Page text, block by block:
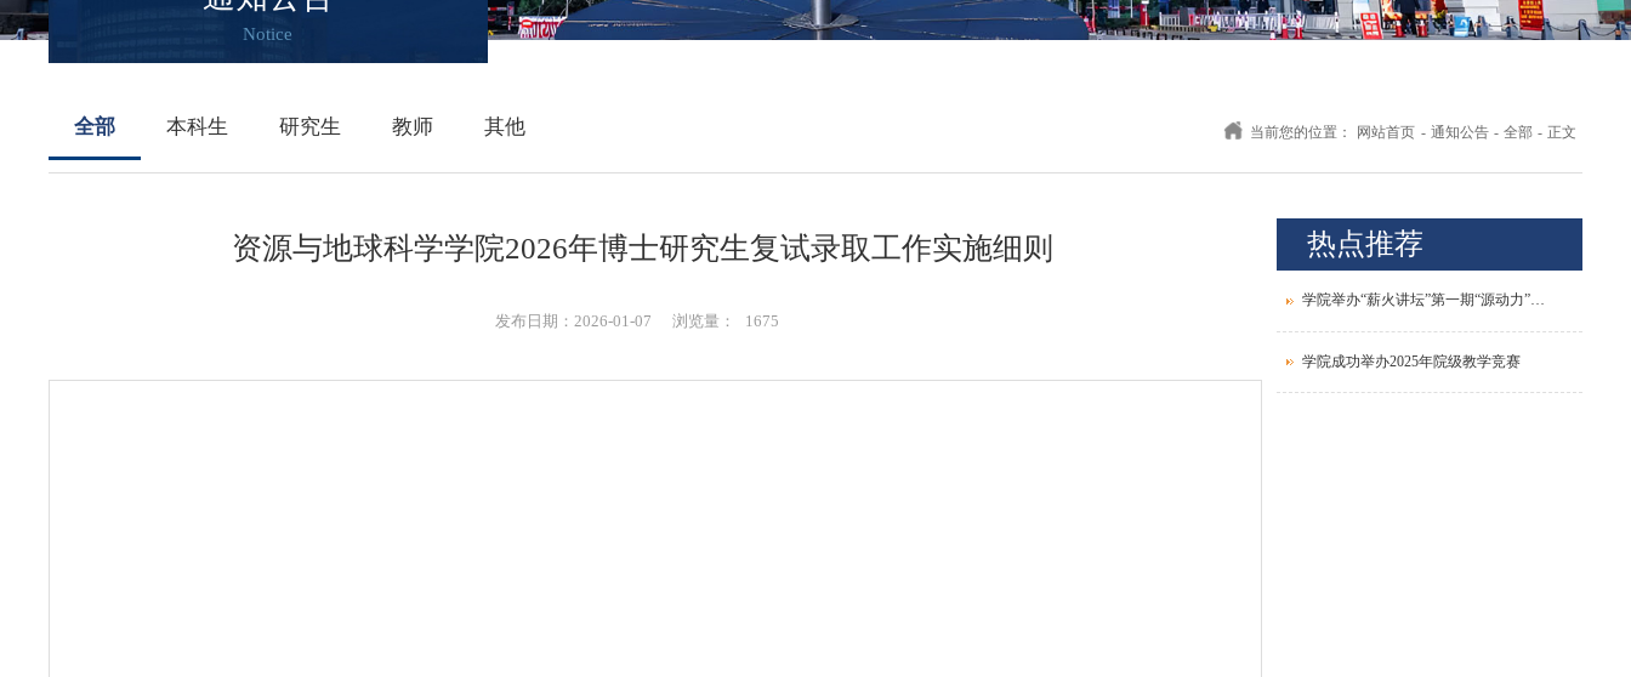
Notice
全部 本科生 研究生 教师 其他 当前您的位置： 网站首页 - 通知公告 - 全部 - 正文
资源与地球科学学院2026年博士研究生复试录取工作实施细则
发布日期：2026-01-07 浏览量： 1675
热点推荐
学院举办“薪火讲坛”第一期“源动力”青年教师发展论坛
学院成功举办2025年院级教学竞赛